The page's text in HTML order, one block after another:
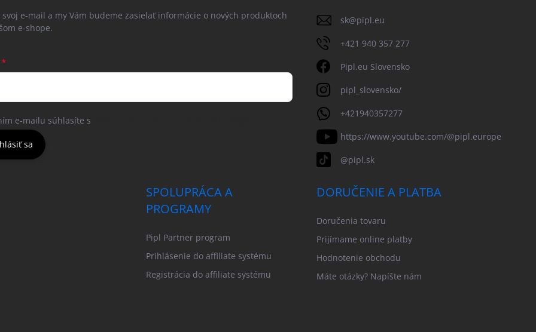
svoj e-mail a my Vám budeme zasielať informácie o nových produktoch
e-shope.
e-mailu súhlasíte s
sa
sk@pipl.eu
+421 940 357 277
Pipl.eu Slovensko
pipl_slovensko/
+421940357277
https://www.youtube.com/@pipl.europe
@pipl.sk
SPOLUPRÁCA A
PROGRAMY
Pipl Partner program
Prihlásenie do affiliate systému
Registrácia do affiliate systému
DORUČENIE A PLATBA
Doručenia tovaru
Prijímame online platby
Hodnotenie obchodu
Máte otázky? Napíšte nám